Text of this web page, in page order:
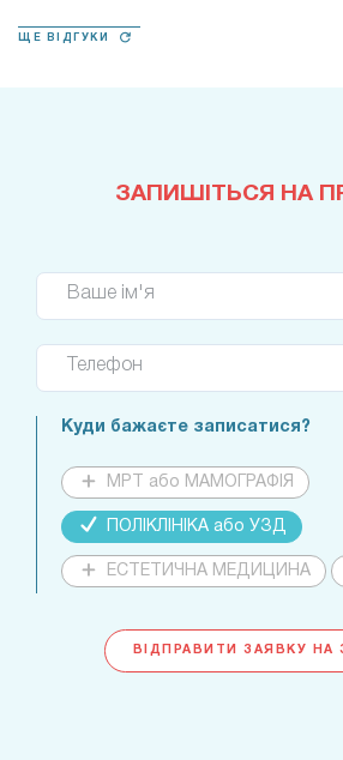
ЩЕ ВІДГУКИ
ЗАПИШІТЬСЯ НА
Ваше ім'я
Телефон
Куди бажаєте записатися?
МРТ або МАМОГРАФІЯ
ПОЛІКЛІНІКА або УЗД
ЕСТЕТИЧНА МЕДИЦИНА
ВІДПРАВИТИ ЗАЯВКУ НА